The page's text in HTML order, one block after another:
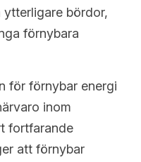
ytterligare bördor,
förnybara
för förnybar energi
inom
fortfarande
att förnybar